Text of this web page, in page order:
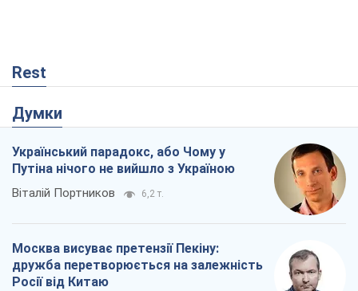
Rest
Думки
Український парадокс, або Чому у
Путіна нічого не вийшло з Україною
Віталій Портников 6,2 т.
Москва висуває претензії Пекіну:
дружба перетворюється на залежність
Росії від Китаю